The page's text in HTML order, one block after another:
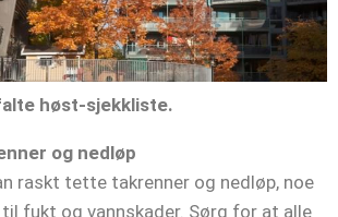
høst-sjekkliste.
og nedløp
raskt tette takrenner og nedløp, noe
fukt og vannskader. Sørg for at alle